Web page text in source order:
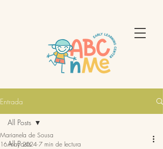
Entrada
All Posts
All Posts
Marianela de Sousa
16 may 2024 7 min de lectura